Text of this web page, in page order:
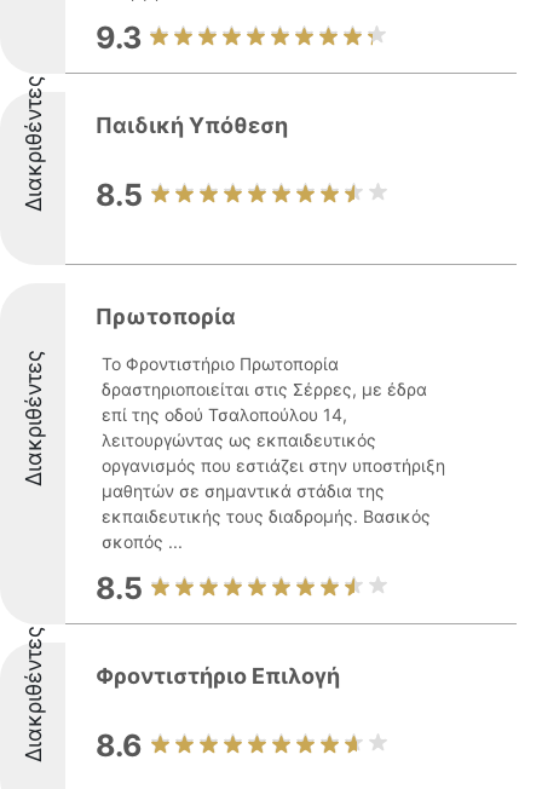
9.3
Διακριθέντες Παιδική Υπόθεση
8.5
Διακριθέντες
Πρωτοπορία
Το Φροντιστήριο Πρωτοπορία
δραστηριοποιείται στις Σέρρες, με έδρα
επί της οδού Τσαλοπούλου 14,
λειτουργώντας ως εκπαιδευτικός
οργανισμός που εστιάζει στην υποστήριξη
μαθητών σε σημαντικά στάδια της
εκπαιδευτικής τους διαδρομής. Βασικός
σκοπός ...
8.5
Διακριθέντες Φροντιστήριο Επιλογή
8.6